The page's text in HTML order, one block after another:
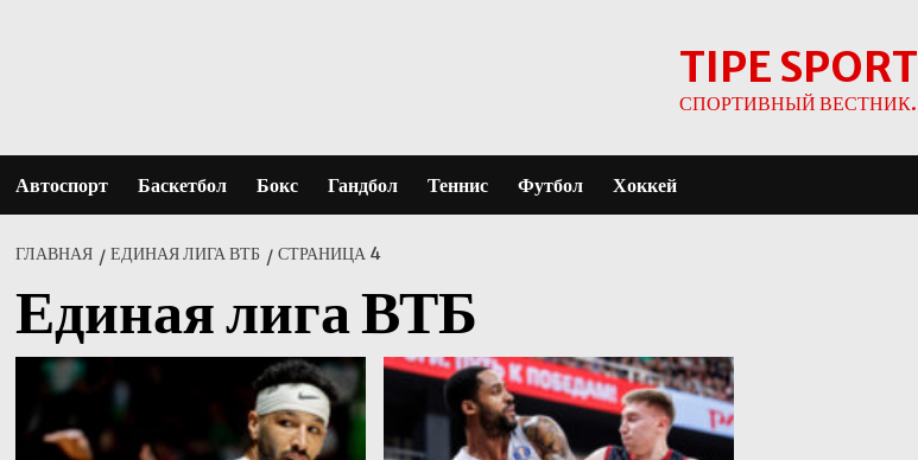
TIPE SPORT
СПОРТИВНЫЙ ВЕСТНИК.
Автоспорт Баскетбол Бокс Гандбол Теннис Футбол Хоккей
ГЛАВНАЯ ЕДИНАЯ ЛИГА ВТБ СТРАНИЦА 4
Единая лига ВТБ